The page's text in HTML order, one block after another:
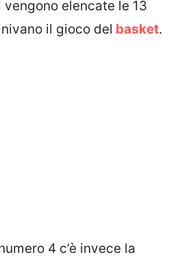
vengono elencate le 13
il gioco del basket.
4 c’è invece la